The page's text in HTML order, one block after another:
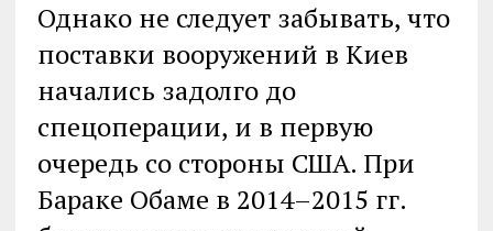
Однако не следует забывать, что
поставки вооружений в Киев
начались задолго до
спецоперации, и в первую
очередь со стороны США. При
Бараке Обаме в 2014–2015 гг.